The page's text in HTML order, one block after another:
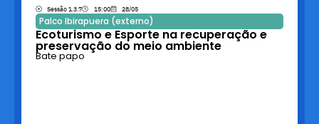
Sessão 1.3.7 15:00 28/05
Palco Ibirapuera (externo)
Ecoturismo e Esporte na recuperação e
preservação do meio ambiente
Bate papo